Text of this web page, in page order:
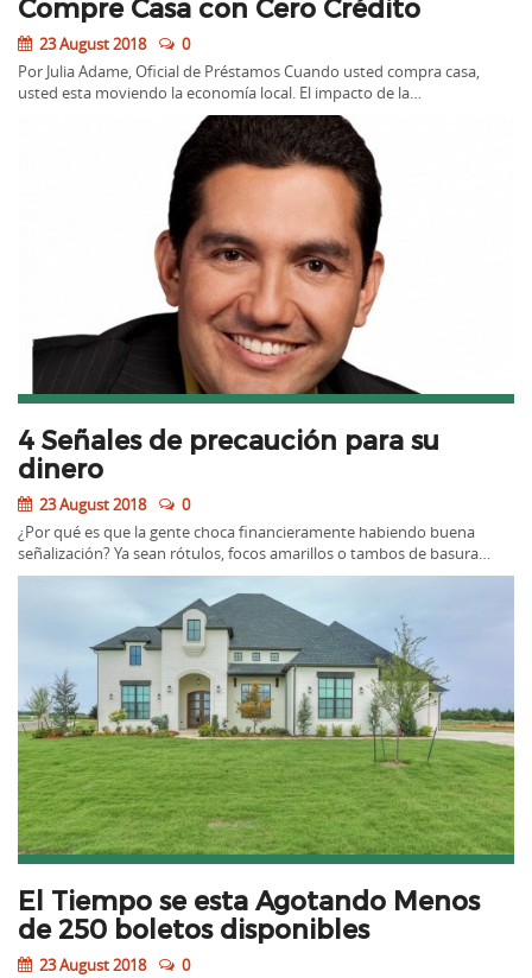
Compre Casa con Cero Crédito
23 August 2018
0
Por Julia Adame, Oficial de Préstamos Cuando usted compra casa,
usted esta moviendo la economía local. El impacto de la…
4 Señales de precaución para su
dinero
23 August 2018
0
¿Por qué es que la gente choca financieramente habiendo buena
señalización? Ya sean rótulos, focos amarillos o tambos de basura…
El Tiempo se esta Agotando Menos
de 250 boletos disponibles
23 August 2018
0